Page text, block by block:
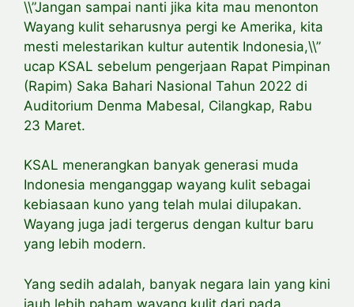
\\”Jangan sampai nanti jika kita mau menonton
Wayang kulit seharusnya pergi ke Amerika, kita
mesti melestarikan kultur autentik Indonesia,\\”
ucap KSAL sebelum pengerjaan Rapat Pimpinan
(Rapim) Saka Bahari Nasional Tahun 2022 di
Auditorium Denma Mabesal, Cilangkap, Rabu
23 Maret.
KSAL menerangkan banyak generasi muda
Indonesia menganggap wayang kulit sebagai
kebiasaan kuno yang telah mulai dilupakan.
Wayang juga jadi tergerus dengan kultur baru
yang lebih modern.
Yang sedih adalah, banyak negara lain yang kini
jauh lebih paham wayang kulit dari pada